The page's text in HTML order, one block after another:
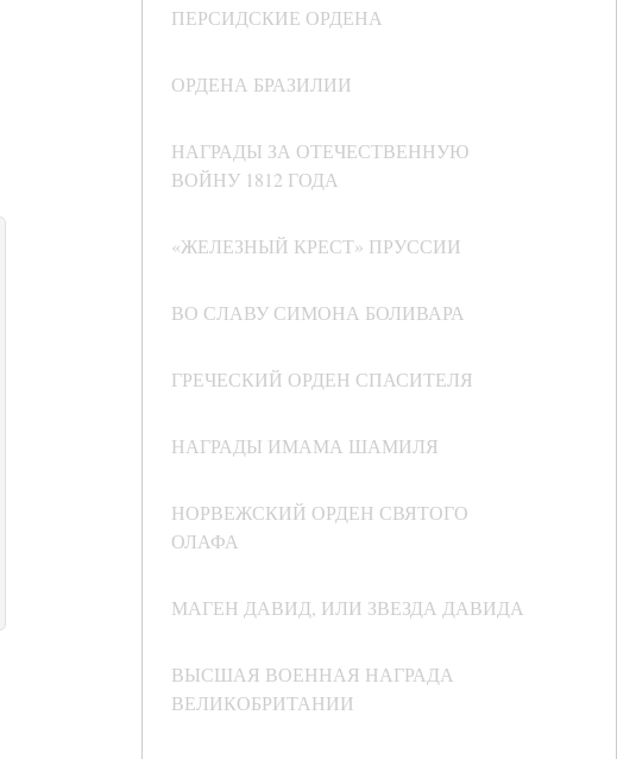
ПЕРСИДСКИЕ ОРДЕНА
ОРДЕНА БРАЗИЛИИ
НАГРАДЫ ЗА ОТЕЧЕСТВЕННУЮ
ВОЙНУ 1812 ГОДА
«ЖЕЛЕЗНЫЙ КРЕСТ» ПРУССИИ
ВО СЛАВУ СИМОНА БОЛИВАРА
ГРЕЧЕСКИЙ ОРДЕН СПАСИТЕЛЯ
НАГРАДЫ ИМАМА ШАМИЛЯ
НОРВЕЖСКИЙ ОРДЕН СВЯТОГО
ОЛАФА
МАГЕН ДАВИД, ИЛИ ЗВЕЗДА ДАВИДА
ВЫСШАЯ ВОЕННАЯ НАГРАДА
ВЕЛИКОБРИТАНИИ